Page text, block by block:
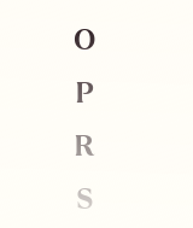
O
P
R
S